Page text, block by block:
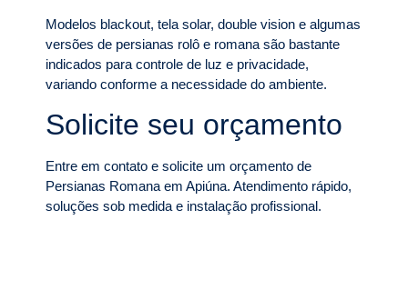
Modelos blackout, tela solar, double vision e algumas
versões de persianas rolô e romana são bastante
indicados para controle de luz e privacidade,
variando conforme a necessidade do ambiente.
Solicite seu orçamento
Entre em contato e solicite um orçamento de
Persianas Romana em Apiúna. Atendimento rápido,
soluções sob medida e instalação profissional.